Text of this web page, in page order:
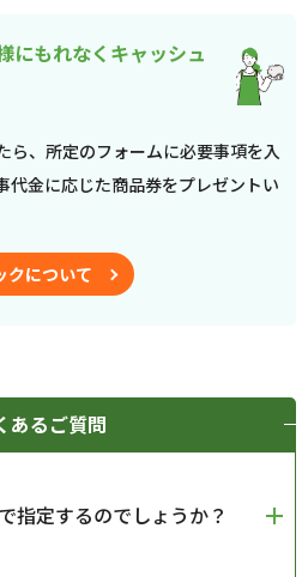
にもれなくキャッシュ
ら、所定のフォームに必要事項を入
代金に応じた商品券をプレゼントい
クについて
あるご質問
指定するのでしょうか？